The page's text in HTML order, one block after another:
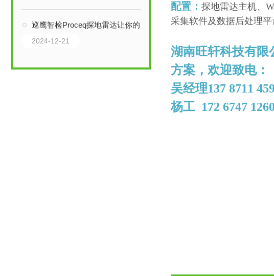
巡鹰智检Proceq探地雷达让你的工作事半功倍
2024-12-21
配置： 探地雷达主机、
采集软件及数据后处理
湖南旺轩科技有限
方案，欢迎致电：
吴经理137 8711
杨工 172 6747 1260